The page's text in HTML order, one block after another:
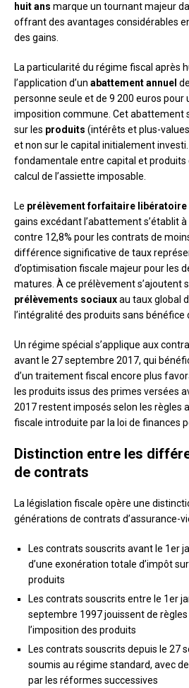
huit ans marque un tournant majeur
offrant des avantages considérables
des gains.
La particularité du régime fiscal après
l’application d’un abattement annuel
personne seule et de 9 200 euros pour
imposition commune. Cet abattement
sur les produits (intérêts et plus-
et non sur le capital initialement
fondamentale entre capital et produits
calcul de l’assiette imposable.
Le prélèvement forfaitaire libératoire
gains excédant l’abattement s’établit
contre 12,8% pour les contrats de
différence significative de taux
d’optimisation fiscale majeur pour les
matures. À ce prélèvement s’ajoutent
prélèvements sociauxau taux global
l’intégralité des produits sans bénéfice
Un régime spécial s’applique aux
avant le 27 septembre 2017, qui
d’un traitement fiscal encore plus
les produits issus des primes versées
2017 restent imposés selon les règles
fiscale introduite par la loi de finances
Distinction entre les
de contrats
La législation fiscale opère une
générations de contrats d’assurance-
Les contrats souscrits avant le 1er
d’une exonération totale d’impôt
produits
Les contrats souscrits entre le 1er
septembre 1997 jouissent de
l’imposition des produits
Les contrats souscrits depuis le 27
soumis au régime standard, avec
par les réformes successives